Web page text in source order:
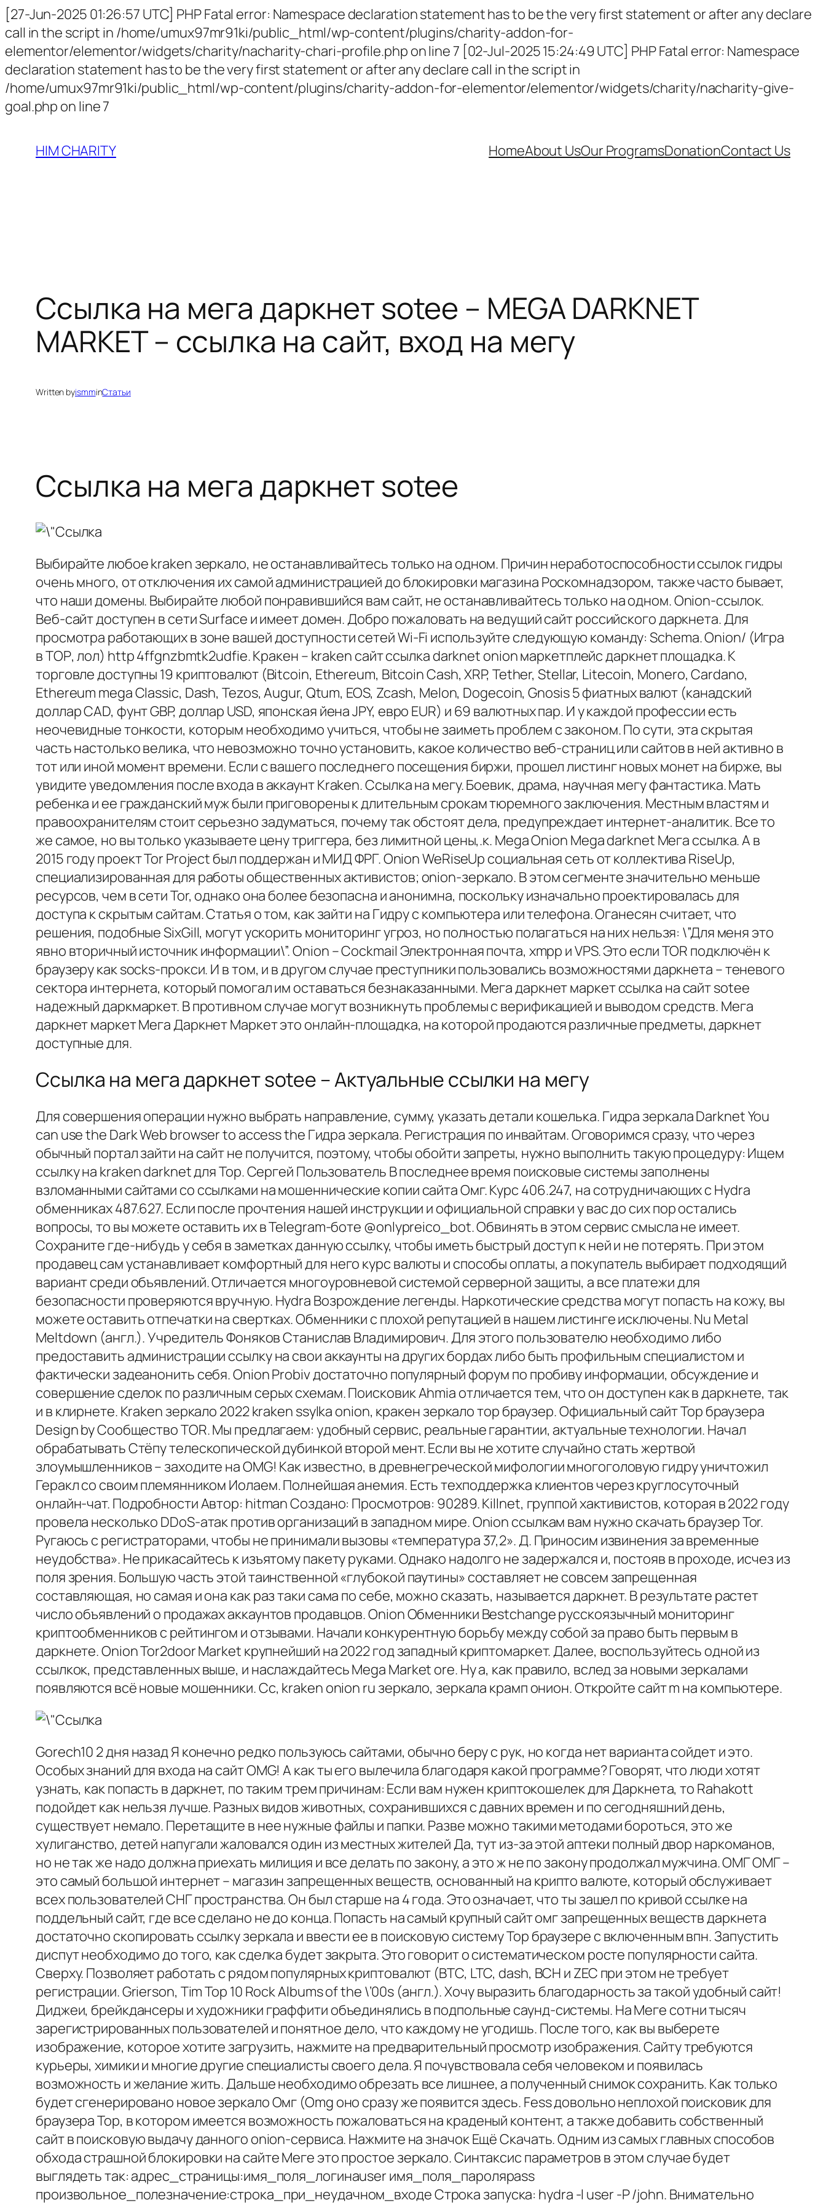
[27-Jun-2025 01:26:57 UTC] PHP Fatal error: Namespace declaration statement has to be the very first statement or after any declare
call in the script in /home/umux97mr91ki/public_html/wp-content/plugins/charity-addon-for-
elementor/elementor/widgets/charity/nacharity-chari-profile.php on line 7 [02-Jul-2025 15:24:49 UTC] PHP Fatal error: Namespace
declaration statement has to be the very first statement or after any declare call in the script in
/home/umux97mr91ki/public_html/wp-content/plugins/charity-addon-for-elementor/elementor/widgets/charity/nacharity-give-
goal.php on line 7
HIM CHARITY HomeAbout UsOur ProgramsDonationContact Us
Ссылка на мега даркнет sotee – MEGA DARKNET
MARKET – ссылка на сайт, вход на мегу
Written byismminСтатьи
Ссылка на мега даркнет sotee
Выбирайте любое kraken зеркало, не останавливайтесь только на одном. Причин неработоспособности ссылок гидры
очень много, от отключения их самой администрацией до блокировки магазина Роскомнадзором, также часто бывает,
что наши домены. Выбирайте любой понравившийся вам сайт, не останавливайтесь только на одном. Onion-ссылок.
Веб-сайт доступен в сети Surface и имеет домен. Добро пожаловать на ведущий сайт российского даркнета. Для
просмотра работающих в зоне вашей доступности сетей Wi-Fi используйте следующую команду: Schema. Onion/ (Игра
в ТОР, лол) http 4ffgnzbmtk2udfie. Кракен – kraken сайт ссылка darknet onion маркетплейс даркнет площадка. К
торговле доступны 19 криптовалют (Bitcoin, Ethereum, Bitcoin Cash, XRP, Tether, Stellar, Litecoin, Monero, Cardano,
Ethereum mega Classic, Dash, Tezos, Augur, Qtum, EOS, Zcash, Melon, Dogecoin, Gnosis 5 фиатных валют (канадский
доллар CAD, фунт GBP, доллар USD, японская йена JPY, евро EUR) и 69 валютных пар. И у каждой профессии есть
неочевидные тонкости, которым необходимо учиться, чтобы не заиметь проблем с законом. По сути, эта скрытая
часть настолько велика, что невозможно точно установить, какое количество веб-страниц или сайтов в ней активно в
тот или иной момент времени. Если с вашего последнего посещения биржи, прошел листинг новых монет на бирже, вы
увидите уведомления после входа в аккаунт Kraken. Ссылка на мегу. Боевик, драма, научная мегу фантастика. Мать
ребенка и ее гражданский муж были приговорены к длительным срокам тюремного заключения. Местным властям и
правоохранителям стоит серьезно задуматься, почему так обстоят дела, предупреждает интернет-аналитик. Все то
же самое, но вы только указываете цену триггера, без лимитной цены,.к. Mega Onion Mega darknet Мега ссылка. А в
2015 году проект Tor Project был поддержан и МИД ФРГ. Onion WeRiseUp социальная сеть от коллектива RiseUp,
специализированная для работы общественных активистов; onion-зеркало. В этом сегменте значительно меньше
ресурсов, чем в сети Tor, однако она более безопасна и анонимна, поскольку изначально проектировалась для
доступа к скрытым сайтам. Статья о том, как зайти на Гидру с компьютера или телефона. Оганесян считает, что
решения, подобные SixGill, могут ускорить мониторинг угроз, но полностью полагаться на них нельзя: \”Для меня это
явно вторичный источник информации\”. Onion – Cockmail Электронная почта, xmpp и VPS. Это если TOR подключён к
браузеру как socks-прокси. И в том, и в другом случае преступники пользовались возможностями даркнета – теневого
сектора интернета, который помогал им оставаться безнаказанными. Мега даркнет маркет ссылка на сайт sotee
надежный даркмаркет. В противном случае могут возникнуть проблемы с верификацией и выводом средств. Мега
даркнет маркет Мега Даркнет Маркет это онлайн-площадка, на которой продаются различные предметы, даркнет
доступные для.
Ссылка на мега даркнет sotee – Актуальные ссылки на мегу
Для совершения операции нужно выбрать направление, сумму, указать детали кошелька. Гидра зеркала Darknet You
can use the Dark Web browser to access the Гидра зеркала. Регистрация по инвайтам. Оговоримся сразу, что через
обычный портал зайти на сайт не получится, поэтому, чтобы обойти запреты, нужно выполнить такую процедуру: Ищем
ссылку на kraken darknet для Тор. Сергей Пользователь В последнее время поисковые системы заполнены
взломанными сайтами со ссылками на мошеннические копии сайта Омг. Курс 406.247, на сотрудничающих с Hydra
обменниках 487.627. Если после прочтения нашей инструкции и официальной справки у вас до сих пор остались
вопросы, то вы можете оставить их в Telegram-боте @onlypreico_bot. Обвинять в этом сервис смысла не имеет.
Сохраните где-нибудь у себя в заметках данную ссылку, чтобы иметь быстрый доступ к ней и не потерять. При этом
продавец сам устанавливает комфортный для него курс валюты и способы оплаты, а покупатель выбирает подходящий
вариант среди объявлений. Отличается многоуровневой системой серверной защиты, а все платежи для
безопасности проверяются вручную. Hydra Возрождение легенды. Наркотические средства могут попасть на кожу, вы
можете оставить отпечатки на свертках. Обменники с плохой репутацией в нашем листинге исключены. Nu Metal
Meltdown (англ.). Учредитель Фоняков Станислав Владимирович. Для этого пользователю необходимо либо
предоставить администрации ссылку на свои аккаунты на других бордах либо быть профильным специалистом и
фактически задеанонить себя. Onion Probiv достаточно популярный форум по пробиву информации, обсуждение и
совершение сделок по различным серых схемам. Поисковик Ahmia отличается тем, что он доступен как в даркнете, так
и в клирнете. Kraken зеркало 2022 kraken ssylka onion, кракен зеркало тор браузер. Официальный сайт Тор браузера
Design by Сообщество TOR. Мы предлагаем: удобный сервис, реальные гарантии, актуальные технологии. Начал
обрабатывать Стёпу телескопической дубинкой второй мент. Если вы не хотите случайно стать жертвой
злоумышленников – заходите на OMG! Как известно, в древнегреческой мифологии многоголовую гидру уничтожил
Геракл со своим племянником Иолаем. Полнейшая анемия. Есть техподдержка клиентов через круглосуточный
онлайн-чат. Подробности Автор: hitman Создано: Просмотров: 90289. Killnet, группой хактивистов, которая в 2022 году
провела несколько DDoS-атак против организаций в западном мире. Onion ссылкам вам нужно скачать браузер Tor.
Ругаюсь с регистраторами, чтобы не принимали вызовы «температура 37,2». Д. Приносим извинения за временные
неудобства». Не прикасайтесь к изъятому пакету руками. Однако надолго не задержался и, постояв в проходе, исчез из
поля зрения. Большую часть этой таинственной «глубокой паутины» составляет не совсем запрещенная
составляющая, но самая и она как раз таки сама по себе, можно сказать, называется даркнет. В результате растет
число объявлений о продажах аккаунтов продавцов. Onion Обменники Bestchange русскоязычный мониторинг
криптообменников с рейтингом и отзывами. Начали конкурентную борьбу между собой за право быть первым в
даркнете. Onion Tor2door Market крупнейший на 2022 год западный криптомаркет. Далее, воспользуйтесь одной из
ссылкок, представленных выше, и наслаждайтесь Mega Market ore. Ну а, как правило, вслед за новыми зеркалами
появляются всё новые мошенники. Cc, kraken onion ru зеркало, зеркала крамп онион. Откройте сайт m на компьютере.
Gorech10 2 дня назад Я конечно редко пользуюсь сайтами, обычно беру с рук, но когда нет варианта сойдет и это.
Особых знаний для входа на сайт OMG! А как ты его вылечила благодаря какой программе? Говорят, что люди хотят
узнать, как попасть в даркнет, по таким трем причинам: Если вам нужен криптокошелек для Даркнета, то Rahakott
подойдет как нельзя лучше. Разных видов животных, сохранившихся с давних времен и по сегодняшний день,
существует немало. Перетащите в нее нужные файлы и папки. Разве можно такими методами бороться, это же
хулиганство, детей напугали жаловался один из местных жителей Да, тут из-за этой аптеки полный двор наркоманов,
но не так же надо должна приехать милиция и все делать по закону, а это ж не по закону продолжал мужчина. ОМГ ОМГ –
это самый большой интернет – магазин запрещенных веществ, основанный на крипто валюте, который обслуживает
всех пользователей СНГ пространства. Он был старше на 4 года. Это означает, что ты зашел по кривой ссылке на
поддельный сайт, где все сделано не до конца. Попасть на самый крупный сайт омг запрещенных веществ даркнета
достаточно скопировать ссылку зеркала и ввести ее в поисковую систему Тор браузере с включенным впн. Запустить
диспут необходимо до того, как сделка будет закрыта. Это говорит о систематическом росте популярности сайта.
Сверху. Позволяет работать с рядом популярных криптовалют (BTC, LTC, dash, BCH и ZEC при этом не требует
регистрации. Grierson, Tim Top 10 Rock Albums of the \’00s (англ.). Хочу выразить благодарность за такой удобный сайт!
Диджеи, брейкдансеры и художники граффити объединялись в подпольные саунд-системы. На Меге сотни тысяч
зарегистрированных пользователей и понятное дело, что каждому не угодишь. После того, как вы выберете
изображение, которое хотите загрузить, нажмите на предварительный просмотр изображения. Сайту требуются
курьеры, химики и многие другие специалисты своего дела. Я почувствовала себя человеком и появилась
возможность и желание жить. Дальше необходимо обрезать все лишнее, а полученный снимок сохранить. Как только
будет сгенерировано новое зеркало Омг (Omg оно сразу же появится здесь. Fess довольно неплохой поисковик для
браузера Тор, в котором имеется возможность пожаловаться на краденый контент, а также добавить собственный
сайт в поисковую выдачу данного onion-сервиса. Нажмите на значок Ещё Скачать. Одним из самых главных способов
обхода страшной блокировки на сайте Меге это простое зеркало. Синтаксис параметров в этом случае будет
выглядеть так: адрес_страницы:имя_поля_логинаuser имя_поля_пароляpass
произвольное_полезначение:строка_при_неудачном_входе Строка запуска: hydra -l user -P /john. Внимательно